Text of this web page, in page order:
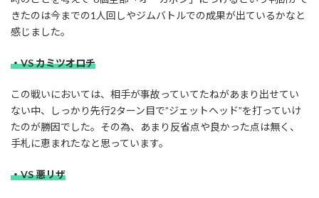
きたのは今までの1人回しやジムバトルでの成果が出ているかなと
感じました。
・VS カミツオロチ
この戦いにおいては、相手が事故っていてたねがあまり出せてい
ない中、しっかり先行2ターン目で”ジェットヘッド”を打っていけ
たのが勝因でした。その為、あまり反省点や良かった点は無く、
手札に恵まれたなと思っています。
・VS 悪リザ